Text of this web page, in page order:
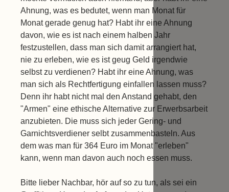
Ahnung, was es bedutet, wenn man Monat für
Monat gerade genug hat? Habt ihr eine Ahnung
davon, wie es ist nach einem halben Jahr
festzustellen, dass man sich damit arrangiert hat,
nie zu erleben, wie es ist geug Geld irgendwie
selbst zu verdienen? Habt ihr eine Ahnung, was
man sich als Rechtfertigung einfallen lassen muss?
Denn ihr habt nicht mal den Anstand gehabt, den
"Armen" eine ethische Alternative zur Erwerbsarbeit
anzubieten. Die muss sich jeder Gering- und
Garnichtsverdiener selbt zusammenbasteln. Aus
dem was man für 364 Euro im Monat "erleben"
kann, wenn man davon auch noch essen muss.
Bitte lieber Nachbar, hör auf so zu tun, als sei ein